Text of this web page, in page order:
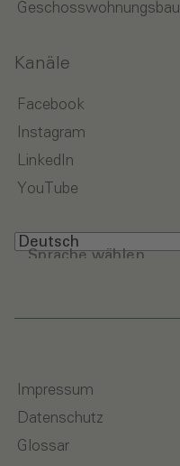
Geschosswohnungsbau
Kanäle
Facebook
Instagram
LinkedIn
YouTube
Sprache wählen
Impressum
Datenschutz
Glossar